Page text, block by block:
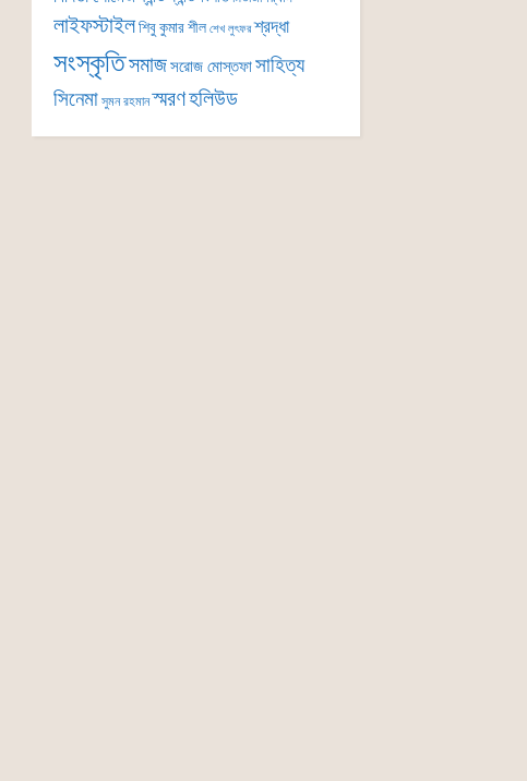
লাইফস্টাইলশিবু কুমার শীল শেখ লুৎফর শ্রদ্ধা
সংস্কৃতিসমাজসরোজ মোস্তফাসাহিত্য
সিনেমা সুমন রহমান স্মরণহলিউড